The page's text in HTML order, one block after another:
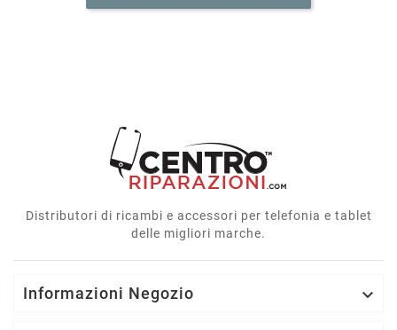
Distributori di ricambi e accessori per telefonia e tablet
delle migliori marche.
Informazioni Negozio 